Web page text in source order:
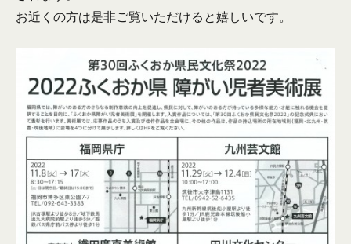
お近くの方は是非ご覧いただけると嬉しいです。